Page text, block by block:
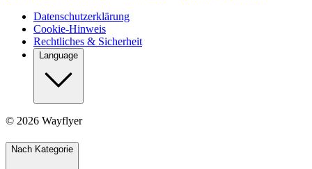
Datenschutzerklärung
Cookie-Hinweis
Rechtliches & Sicherheit
Language
© 2026 Wayflyer
Nach Kategorie